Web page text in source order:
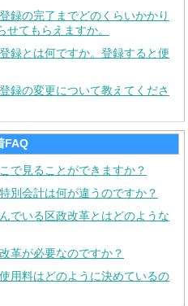
録の完了までどのくらいかかり
せてもらえますか。
録とは何ですか。登録すると便
録の変更について教えてくださ
FAQ
で見ることができますか？
別会計は何が違うのですか？
でいる区政改革とはどのような
革が必要なのですか？
用料はどのように決めているの